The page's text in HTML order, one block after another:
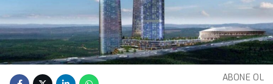
ABONE OL